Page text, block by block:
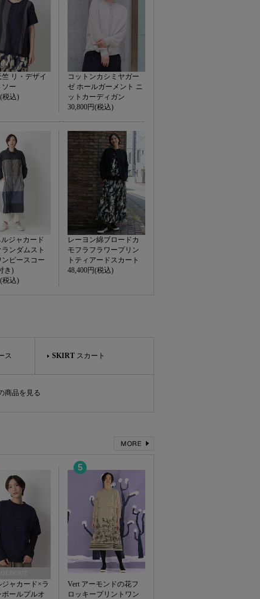
リ・デザイ
ソー
税込)
コットンカシミヤガー
ゼ ホールガーメント ニ
ットカーディガン
30,800円(税込)
ルジャカード
ンダムスト
ンピースコー
き)
税込)
レーヨン綿ブロードカ
モフラフラワープリン
トティアードスカート
48,400円(税込)
ス SKIRT スカート
商品を見る
ャカード×ラ
ボールプルオ
5
Vert アーモンドの花フ
ロッキープリントワン